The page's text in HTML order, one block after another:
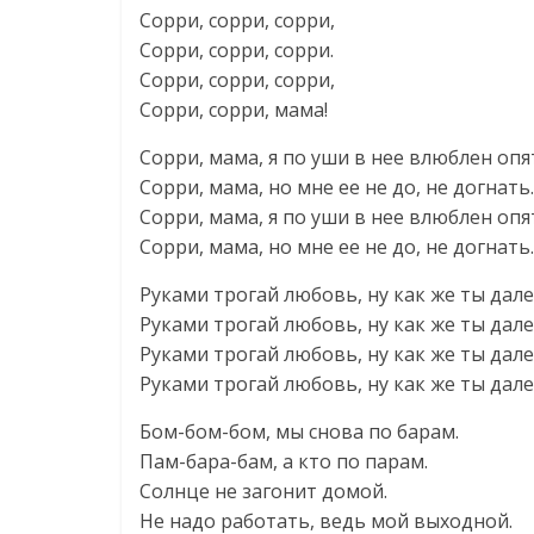
Сорри, сорри, сорри,
Сорри, сорри, сорри.
Сорри, сорри, сорри,
Сорри, сорри, мама!
Сорри, мама, я по уши в нее влюблен
Сорри, мама, но мне ее не до, не догнать.
Сорри, мама, я по уши в нее влюблен
Сорри, мама, но мне ее не до, не догнать.
Руками трогай любовь, ну как же ты
Руками трогай любовь, ну как же ты
Руками трогай любовь, ну как же ты
Руками трогай любовь, ну как же ты
Бом-бом-бом, мы снова по барам.
Пам-бара-бам, а кто по парам.
Солнце не загонит домой.
Не надо работать, ведь мой выходной.